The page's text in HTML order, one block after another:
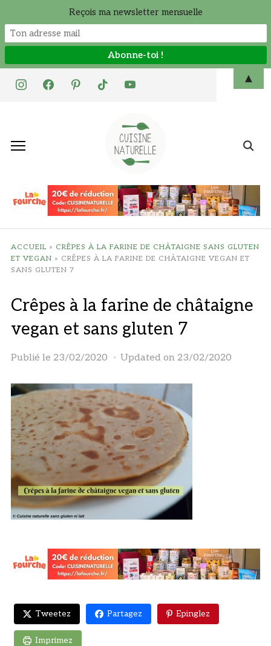
instagramfacebookpinteresttiktok youtube
Search
ACCUEIL » CRÊPES À LA FARINE DE CHÂTAIGNE SANS GLUTEN
ET VEGAN » CRÊPES À LA FARINE DE CHÂTAIGNE VEGAN ET
SANS GLUTEN 7
Crêpes à la farine de châtaigne
vegan et sans gluten 7
Publié le 23/02/2020 Updated on 23/02/2020
Tweetez Partagez Epinglez
Imprimez
Reçois ma newsletter mensuelle
▲